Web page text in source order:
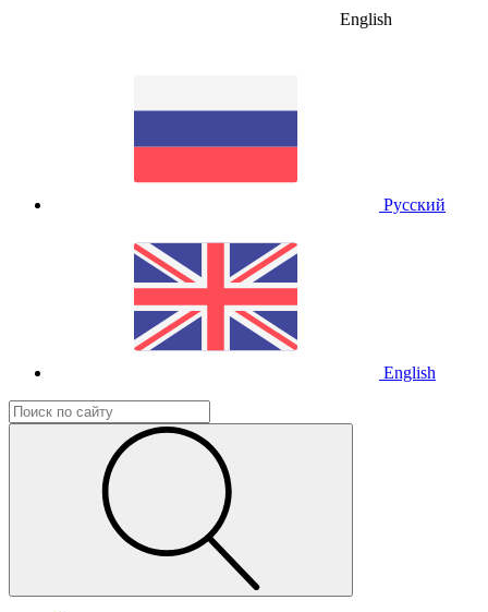
English
Русский
English